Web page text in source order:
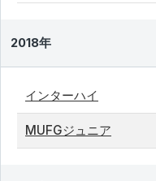
2018年
インターハイ
MUFGジュニア